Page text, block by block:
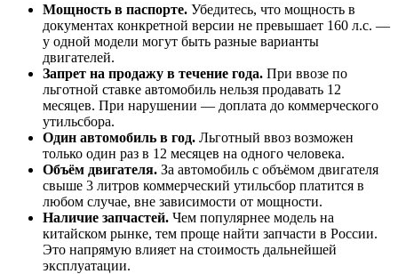
Мощность в паспорте. Убедитесь, что мощность в
документах конкретной версии не превышает 160 л.с. —
у одной модели могут быть разные варианты
двигателей.
Запрет на продажу в течение года. При ввозе по
льготной ставке автомобиль нельзя продавать 12
месяцев. При нарушении — доплата до коммерческого
утильсбора.
Один автомобиль в год. Льготный ввоз возможен
только один раз в 12 месяцев на одного человека.
Объём двигателя. За автомобиль с объёмом двигателя
свыше 3 литров коммерческий утильсбор платится в
любом случае, вне зависимости от мощности.
Наличие запчастей. Чем популярнее модель на
китайском рынке, тем проще найти запчасти в России.
Это напрямую влияет на стоимость дальнейшей
эксплуатации.